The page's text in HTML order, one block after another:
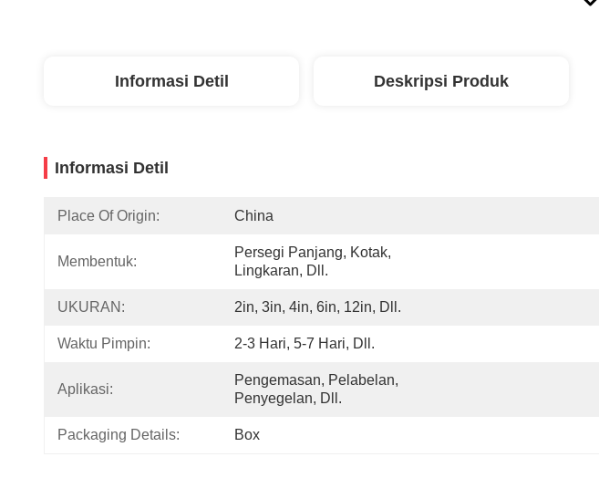
Informasi Detil Deskripsi Produk
Informasi Detil
Place Of Origin: China
Membentuk:
Persegi Panjang, Kotak,
Lingkaran, Dll.
UKURAN: 2in, 3in, 4in, 6in, 12in, Dll.
Waktu Pimpin: 2-3 Hari, 5-7 Hari, Dll.
Aplikasi:
Pengemasan, Pelabelan,
Penyegelan, Dll.
Packaging Details: Box